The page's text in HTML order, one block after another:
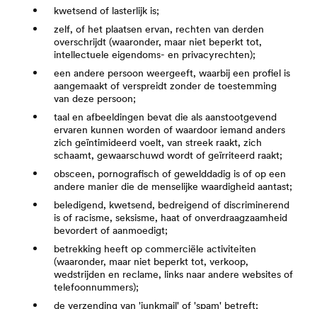
kwetsend of lasterlijk is;
zelf, of het plaatsen ervan, rechten van derden
overschrijdt (waaronder, maar niet beperkt tot,
intellectuele eigendoms- en privacyrechten);
een andere persoon weergeeft, waarbij een profiel is
aangemaakt of verspreidt zonder de toestemming
van deze persoon;
taal en afbeeldingen bevat die als aanstootgevend
ervaren kunnen worden of waardoor iemand anders
zich geïntimideerd voelt, van streek raakt, zich
schaamt, gewaarschuwd wordt of geïrriteerd raakt;
obsceen, pornografisch of gewelddadig is of op een
andere manier die de menselijke waardigheid aantast;
beledigend, kwetsend, bedreigend of discriminerend
is of racisme, seksisme, haat of onverdraagzaamheid
bevordert of aanmoedigt;
betrekking heeft op commerciële activiteiten
(waaronder, maar niet beperkt tot, verkoop,
wedstrijden en reclame, links naar andere websites of
telefoonnummers);
de verzending van 'junkmail' of 'spam' betreft;